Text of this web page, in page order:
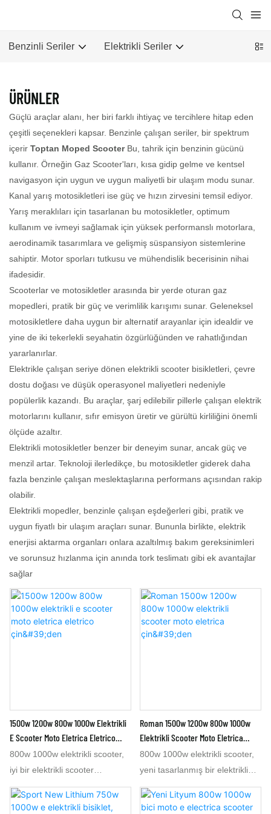
Benzinli Seriler Elektrikli Seriler
ÜRÜNLER
Güçlü araçlar alanı, her biri farklı ihtiyaç ve tercihlere hitap eden
çeşitli seçenekleri kapsar. Benzinle çalışan seriler, bir spektrum
içerir Toptan Moped Scooter Bu, tahrik için benzinin gücünü
kullanır. Örneğin Gaz Scooter'ları, kısa gidip gelme ve kentsel
navigasyon için uygun ve uygun maliyetli bir ulaşım modu sunar.
Kanal yarış motosikletleri ise güç ve hızın zirvesini temsil ediyor.
Yarış meraklıları için tasarlanan bu motosikletler, optimum
kullanım ve ivmeyi sağlamak için yüksek performanslı motorlara,
aerodinamik tasarımlara ve gelişmiş süspansiyon sistemlerine
sahiptir. Motor sporları tutkusu ve mühendislik becerisinin nihai
ifadesidir.
Scooterlar ve motosikletler arasında bir yerde oturan gaz
mopedleri, pratik bir güç ve verimlilik karışımı sunar. Geleneksel
motosikletlere daha uygun bir alternatif arayanlar için idealdir ve
yine de iki tekerlekli seyahatin özgürlüğünden ve rahatlığından
yararlanırlar.
Elektrikle çalışan seriye dönen elektrikli scooter bisikletleri, çevre
dostu doğası ve düşük operasyonel maliyetleri nedeniyle
popülerlik kazandı. Bu araçlar, şarj edilebilir pillerle çalışan elektrik
motorlarını kullanır, sıfır emisyon üretir ve gürültü kirliliğini önemli
ölçüde azaltır.
Elektrikli motosikletler benzer bir deneyim sunar, ancak güç ve
menzil artar. Teknoloji ilerledikçe, bu motosikletler giderek daha
fazla benzinle çalışan meslektaşlarına performans açısından rakip
olabilir.
Elektrikli mopedler, benzinle çalışan eşdeğerleri gibi, pratik ve
uygun fiyatlı bir ulaşım araçları sunar. Bununla birlikte, elektrik
enerjisi aktarma organları onlara azaltılmış bakım gereksinimleri
ve sorunsuz hızlanma için anında tork teslimatı gibi ek avantajlar
sağlar
1500w 1200w 800w 1000w Elektrikli
E Scooter Moto Eletrica Eletrico
Çin'den
800w 1000w elektrikli scooter,
iyi bir elektrikli scooter
modelidir. Bu 1000w 800w
elektrikli scooter, Çin'deki
Roman 1500w 1200w 800w 1000w
Elektrikli Scooter Moto Eletrica
Çin'den
800w 1000w elektrikli scooter,
yeni tasarlanmış bir elektrikli
scooter modelidir. Bu 1000w
800w elektrikli scooter, Çin'deki